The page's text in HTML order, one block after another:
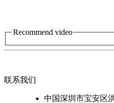
Recommend video
联系我们
中国深圳市宝安区